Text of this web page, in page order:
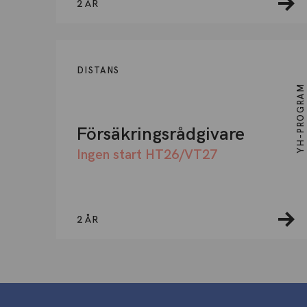
2 ÅR
DISTANS
Försäkringsrådgivare
Ingen start HT26/VT27
YH-PROGRAM
2 ÅR